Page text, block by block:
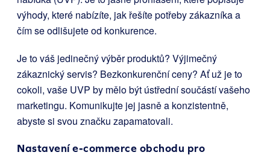
výhody, které nabízíte, jak řešíte potřeby zákazníka a
čím se odlišujete od konkurence.
Je to váš jedinečný výběr produktů? Výjimečný
zákaznický servis? Bezkonkurenční ceny? Ať už je to
cokoli, vaše UVP by mělo být ústřední součástí vašeho
marketingu. Komunikujte jej jasně a konzistentně,
abyste si svou značku zapamatovali.
Nastavení e-commerce obchodu pro